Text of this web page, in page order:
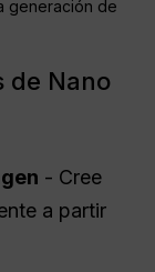
generación de
de Nano
- Cree
a partir